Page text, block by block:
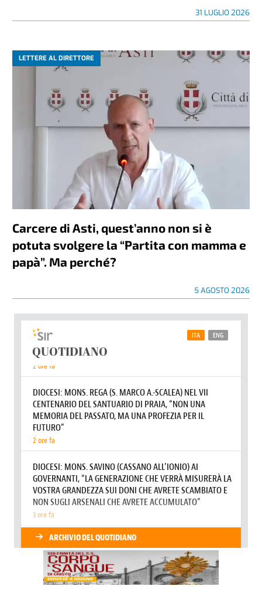
31 LUGLIO 2026
LETTERE AL DIRETTORE
Carcere di Asti, quest’anno non si è
potuta svolgere la “Partita con mamma e
papà”. Ma perché?
5 AGOSTO 2026